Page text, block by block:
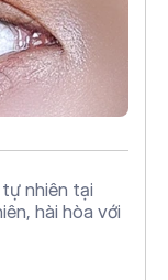
nhiên tại
hài hòa với